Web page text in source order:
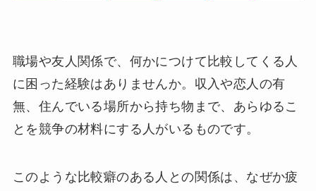
職場や友人関係で、何かにつけて比較してくる人
に困った経験はありませんか。収入や恋人の有
無、住んでいる場所から持ち物まで、あらゆるこ
とを競争の材料にする人がいるものです。
このような比較癖のある人との関係は、なぜか疲